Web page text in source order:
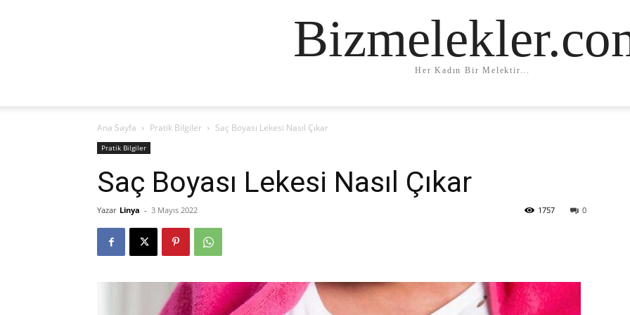
Her Kadın Bir Melektir...
Ana Sayfa Pratik Bilgiler Saç Boyası Lekesi Nasıl Çıkar
Pratik Bilgiler
Saç Boyası Lekesi Nasıl Çıkar
Yazar Linya - 3 Mayıs 2022 0
1757